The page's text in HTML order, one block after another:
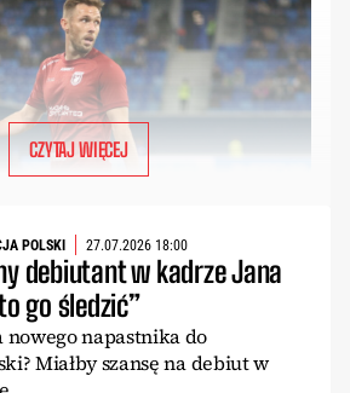
CZYTAJ WIĘCEJ
POLSKI 27.07.2026 18:00
debiutant w kadrze Jana
go śledzić”
nowego napastnika do
Miałby szansę na debiut w